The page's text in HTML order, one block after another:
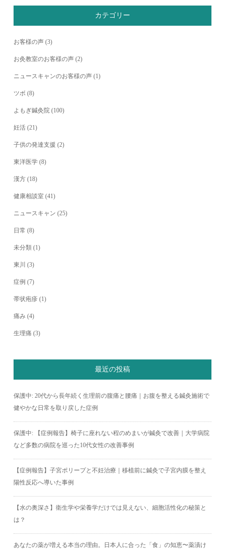
カテゴリー
お客様の声 (3)
お灸教室のお客様の声 (2)
ニュースキャンのお客様の声 (1)
ツボ (8)
よもぎ鍼灸院 (100)
妊活 (21)
子供の発達支援 (2)
東洋医学 (8)
漢方 (18)
健康相談室 (41)
ニュースキャン (25)
日常 (8)
未分類 (1)
東川 (3)
症例 (7)
帯状疱疹 (1)
痛み (4)
生理痛 (3)
最近の投稿
保護中: 20代から長年続く生理前の腹痛と腰痛｜お腹を整える鍼灸施術で
健やかな日常を取り戻した症例
保護中: 【症例報告】椅子に座れない程のめまいが鍼灸で改善｜大学病院
など多数の病院を巡った10代女性の改善事例
【症例報告】子宮ポリープと不妊治療｜移植前に鍼灸で子宮内膜を整え
陽性反応へ導いた事例
【水の奥深さ】衛生学や栄養学だけでは見えない、細胞活性化の秘策と
は？
あなたの薬が増える本当の理由。日本人に合った「食」の知恵〜薬漬け